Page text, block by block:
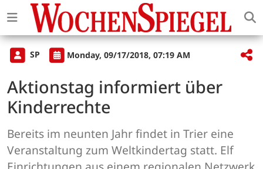
SP Monday, 09/17/2018, 07:19 AM
Aktionstag informiert über
Kinderrechte
Bereits im neunten Jahr findet in Trier eine
Veranstaltung zum Weltkindertag statt. Elf